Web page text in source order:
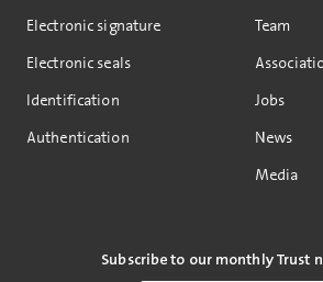
Electronic signature
Electronic seals
Identification
Authentication
Team
Jobs
News
Media
Subscribe to our monthly Trust